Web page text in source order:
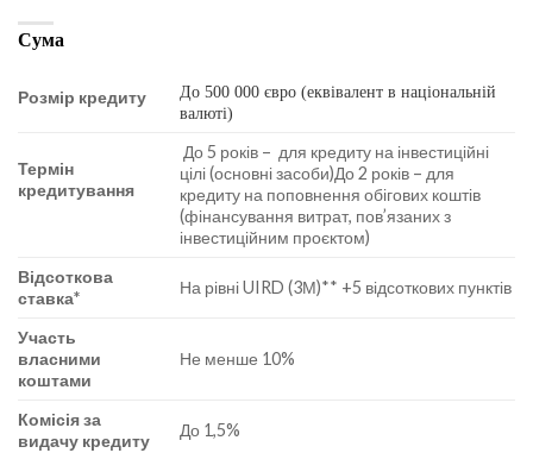
Сума
Розмір кредиту
До 500 000 євро (еквівалент в національній
валюті)
Термін
кредитування
До 5 років – для кредиту на інвестиційні
цілі (основні засоби)До 2 років – для
кредиту на поповнення обігових коштів
(фінансування витрат, пов’язаних з
інвестиційним проєктом)
Відсоткова
ставка*
На рівні UIRD (3М)** +5 відсоткових пунктів
Участь
власними
коштами
Не менше 10%
Комісія за
видачу кредиту
До 1,5%